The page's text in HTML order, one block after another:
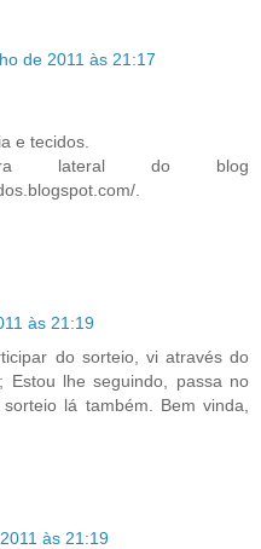
de 2011 às 21:17
e tecidos.
lateral do blog
.
às 21:19
do sorteio, vi através do
Estou lhe seguindo, passa no
lá também. Bem vinda,
às 21:19